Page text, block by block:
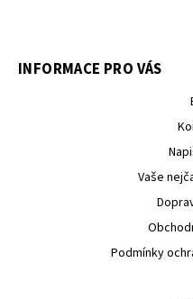
INFORMACE PRO VÁS
Vaše
Podmínky